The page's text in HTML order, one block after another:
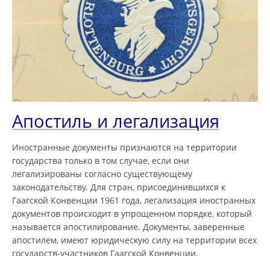
Апостиль и легализация
Иностранные документы признаются на территории
государства только в том случае, если они
легализированы согласно существующему
законодательству. Для стран, присоединившихся к
Гаагской Конвенции 1961 года, легализация иностранных
документов происходит в упрощенном порядке, который
называется апостилирование. Документы, заверенные
апостилем, имеют юридическую силу на территории всех
государств-участников Гаагской Конвенции.